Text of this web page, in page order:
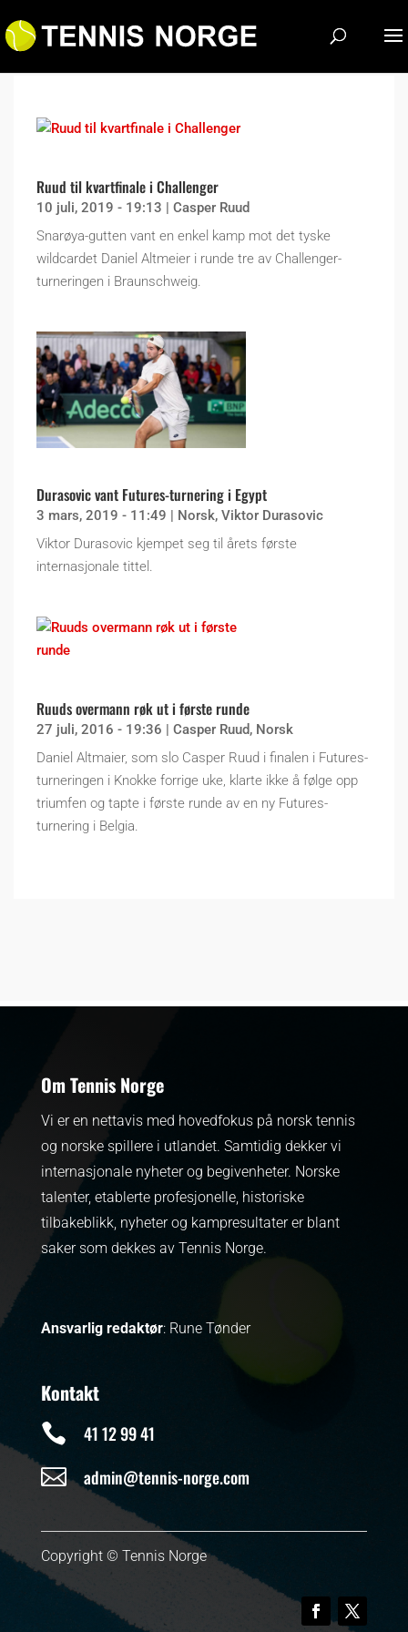
Ruud til kvartfinale i Challenger
10 juli, 2019 - 19:13 | Casper Ruud
Snarøya-gutten vant en enkel kamp mot det tyske
wildcardet Daniel Altmeier i runde tre av Challenger-
turneringen i Braunschweig.
Durasovic vant Futures-turnering i Egypt
3 mars, 2019 - 11:49 | Norsk, Viktor Durasovic
Viktor Durasovic kjempet seg til årets første
internasjonale tittel.
Ruuds overmann røk ut i første runde
27 juli, 2016 - 19:36 | Casper Ruud, Norsk
Daniel Altmaier, som slo Casper Ruud i finalen i Futures-
turneringen i Knokke forrige uke, klarte ikke å følge opp
triumfen og tapte i første runde av en ny Futures-
turnering i Belgia.
Om Tennis Norge
Vi er en nettavis med hovedfokus på norsk tennis
og norske spillere i utlandet. Samtidig dekker vi
internasjonale nyheter og begivenheter. Norske
talenter, etablerte profesjonelle, historiske
tilbakeblikk, nyheter og kampresultater er blant
saker som dekkes av Tennis Norge.
Ansvarlig redaktør: Rune Tønder
Kontakt
 41 12 99 41
 admin@tennis-norge.com
Copyright © Tennis Norge